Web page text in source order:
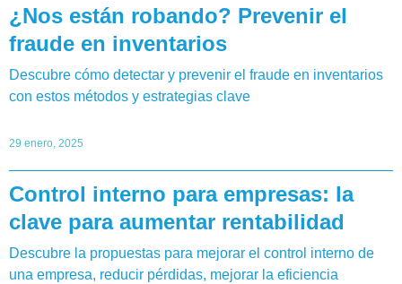
¿Nos están robando? Prevenir el
fraude en inventarios
Descubre cómo detectar y prevenir el fraude en inventarios
con estos métodos y estrategias clave
29 enero, 2025
Control interno para empresas: la
clave para aumentar rentabilidad
Descubre la propuestas para mejorar el control interno de
una empresa, reducir pérdidas, mejorar la eficiencia